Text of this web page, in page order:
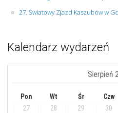
27. Światowy Zjazd Kaszubów w
Kalendarz wydarzeń
Sierpień
Pon Wt Śr Czw
27
28 29 30